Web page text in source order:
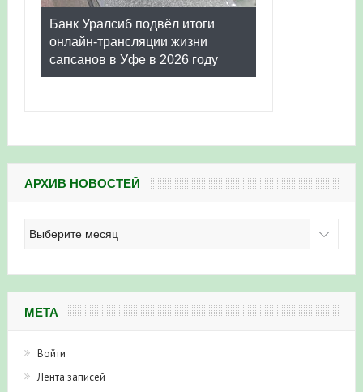
Банк Уралсиб подвёл итоги
онлайн-трансляции жизни
сапсанов в Уфе в 2026 году
АРХИВ НОВОСТЕЙ
новостей
МЕТА
Войти
Лента записей